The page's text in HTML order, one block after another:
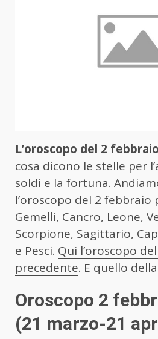
L’oroscopo del 2 febbraio
cosa dicono le stelle per
soldi e la fortuna.
l’oroscopo del 2 febbraio
Gemelli, Cancro, Leone,
Scorpione, Sagittario,
e Pesci. Qui l’oroscopo
precedente. E quello della
Oroscopo 2
(21 marzo-21